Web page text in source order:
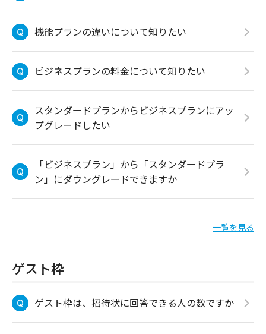
機能プランの違いについて知りたい
ビジネスプランの料金について知りたい
スタンダードプランからビジネスプランにアッ
プグレードしたい
「ビジネスプラン」から「スタンダードプラ
ン」にダウングレードできますか
一覧を見る
ゲスト枠
ゲスト枠は、招待状に回答できる人の数ですか